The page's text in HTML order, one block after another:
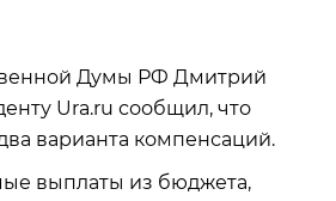
Думы РФ Дмитрий
Ura.ru сообщил, что
варианта компенсаций.
выплаты из бюджета,